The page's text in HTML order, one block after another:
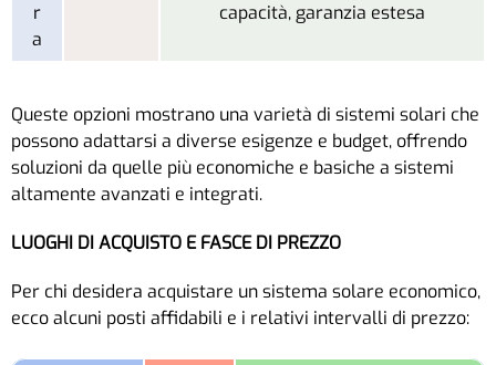
r
a
capacità, garanzia estesa
Queste opzioni mostrano una varietà di sistemi solari che
possono adattarsi a diverse esigenze e budget, offrendo
soluzioni da quelle più economiche e basiche a sistemi
altamente avanzati e integrati.
LUOGHI DI ACQUISTO E FASCE DI PREZZO
Per chi desidera acquistare un sistema solare economico,
ecco alcuni posti affidabili e i relativi intervalli di prezzo: